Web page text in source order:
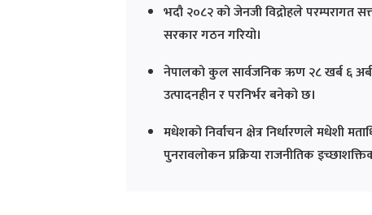
भदौ २०८२ को जेनजी विद्रोहले परम्परागत
सरकार गठन गरियो।
नेपालको कुल सार्वजनिक ऋण २८ खर्ब ६
उत्पादनहीन र परनिर्भर बनेको छ।
मधेशको निर्वाचन क्षेत्र निर्धारणले मधेशी
पुनरावलोकन प्रक्रिया राजनीतिक